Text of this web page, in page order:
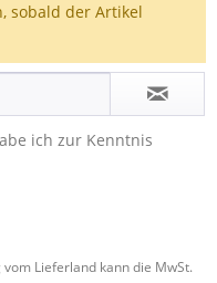
sobald der Artikel
ich zur Kenntnis
vom Lieferland kann die MwSt.